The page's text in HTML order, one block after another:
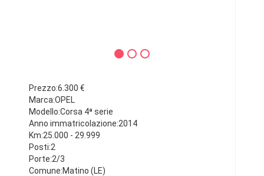
Prezzo:6.300 €
Marca:OPEL
Modello:Corsa 4ª serie
Anno immatricolazione:2014
Km:25.000 - 29.999
Posti:2
Porte:2/3
Comune:Matino (LE)